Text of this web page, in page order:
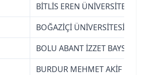
BİTLİS EREN ÜNİVERSİTESİ
BOĞAZİÇİ ÜNİVERSİTESİ
BOLU ABANT İZZET BAYSAL
BURDUR MEHMET AKİF